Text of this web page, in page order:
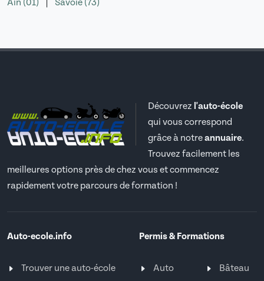
Ain (01) Savoie (73)
Découvrez l'auto-école
qui vous correspond
grâce à notreannuaire.
Trouvez facilement les
meilleures options près de chez vous et commencez
rapidement votre parcours de formation !
Auto-ecole.info
Trouver une auto-école
Permis & Formations
Auto
Bâteau